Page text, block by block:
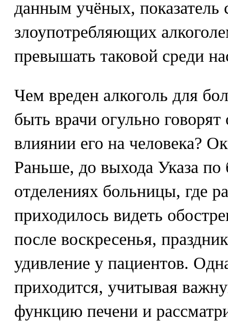
данным учёных, показатель
злоупотребляющих
превышать таковой среди
Чем вреден алкоголь для
быть врачи огульно
влиянии его на человека?
Раньше, до выхода Указа по
отделениях больницы, где
приходилось видеть
после воскресенья,
удивление у пациентов.
приходится, учитывая
функцию печени и